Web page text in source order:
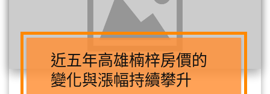
近五年高雄楠梓房價的
變化與漲幅持續攀升